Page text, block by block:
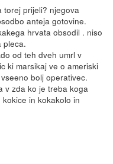
torej prijeli? njegova
anteja gotovine.
hrvata obsodil . niso
pleca.
od teh dveh umrl v
ki marsikaj ve o ameriski
bolj operativec.
v zda ko je treba koga
in kokakolo in